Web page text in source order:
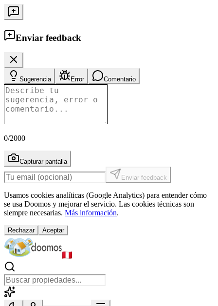
Enviar feedback
Sugerencia Error Comentario
0/2000
Capturar pantalla
Enviar feedback
Usamos cookies analíticas (Google Analytics) para entender cómo
se usa Doomos y mejorar el servicio. Las cookies técnicas son
siempre necesarias. Más información.
Rechazar Aceptar